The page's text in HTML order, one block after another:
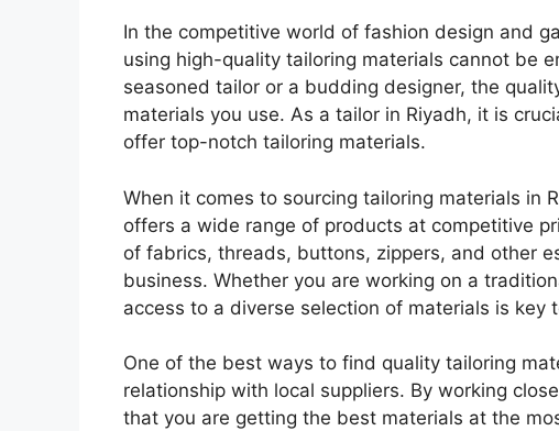
In the competitive world of fashion design and
using high-quality tailoring materials cannot be
seasoned tailor or a budding designer, the
materials you use. As a tailor in Riyadh, it is
offer top-notch tailoring materials.
When it comes to sourcing tailoring materials in
offers a wide range of products at competitive
of fabrics, threads, buttons, zippers, and other
business. Whether you are working on a
access to a diverse selection of materials is
One of the best ways to find quality tailoring
relationship with local suppliers. By working
that you are getting the best materials at the